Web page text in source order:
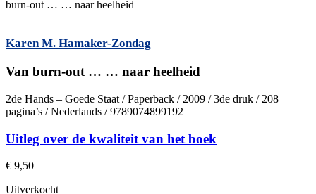
burn-out … … naar heelheid
Karen M. Hamaker-Zondag
Van burn-out … … naar heelheid
2de Hands – Goede Staat / Paperback / 2009 / 3de druk / 208
pagina’s / Nederlands / 9789074899192
Uitleg over de kwaliteit van het boek
€ 9,50
Uitverkocht